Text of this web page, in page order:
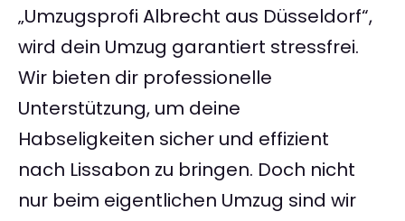
„Umzugsprofi Albrecht aus Düsseldorf“,
wird dein Umzug garantiert stressfrei.
Wir bieten dir professionelle
Unterstützung, um deine
Habseligkeiten sicher und effizient
nach Lissabon zu bringen. Doch nicht
nur beim eigentlichen Umzug sind wir